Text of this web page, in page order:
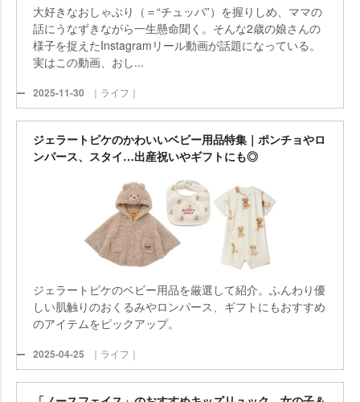
大好きなおしゃぶり（＝“チュッパ”）を握りしめ、ママの
話にうなずきながら一生懸命聞く。そんな2歳の娘さんの
様子を捉えたInstagramリール動画が話題になっている。
実はこの動画、おし...
2025-11-30 ｜ライフ｜
ジェラートピケのかわいいベビー用品特集｜ポンチョやロ
ンパース、スタイ…出産祝いやギフトにも◎
ジェラートピケのベビー用品を厳選して紹介。ふんわり優
しい肌触りのおくるみやロンパース、ギフトにもおすすめ
のアイテムをピックアップ。
2025-04-25 ｜ライフ｜